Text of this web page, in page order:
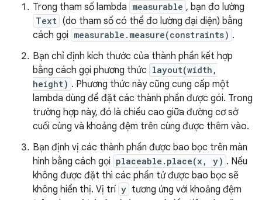
Trong tham số lambda measurable , bạn đo lường
Text (do tham số có thể đo lường đại diện) bằng
cách gọi measurable.measure(constraints) .
Bạn chỉ định kích thước của thành phần kết hợp
bằng cách gọi phương thức layout(width,
height) . Phương thức này cũng cung cấp một
lambda dùng để đặt các thành phần được gói. Trong
trường hợp này, đó là chiều cao giữa đường cơ sở
cuối cùng và khoảng đệm trên cùng được thêm vào.
Bạn định vị các thành phần được bao bọc trên màn
hình bằng cách gọi placeable.place(x, y) . Nếu
không được đặt thì các phần tử được bao bọc sẽ
không hiển thị. Vị trí y tương ứng với khoảng đệm